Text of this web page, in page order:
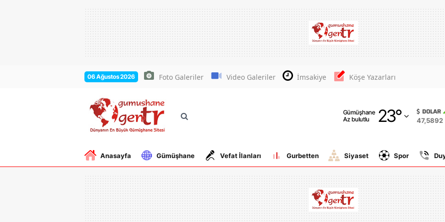
06 Ağustos 2026 Foto Galeriler Video Galeriler İmsakiye Köşe Yazarları
Gümüşhane
Az bulutlu
23°
Adana
Adıyaman
Amasya
Antalya
Aydın
Balıkesir
DOLAR
47,5892
Anasayfa Gümüşhane Vefat İlanları Gurbetten Siyaset Spor